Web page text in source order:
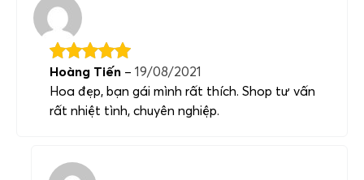
Hoàng Tiến – 19/08/2021
Hoa đẹp, bạn gái mình rất thích. Shop tư vấn
rất nhiệt tình, chuyên nghiệp.